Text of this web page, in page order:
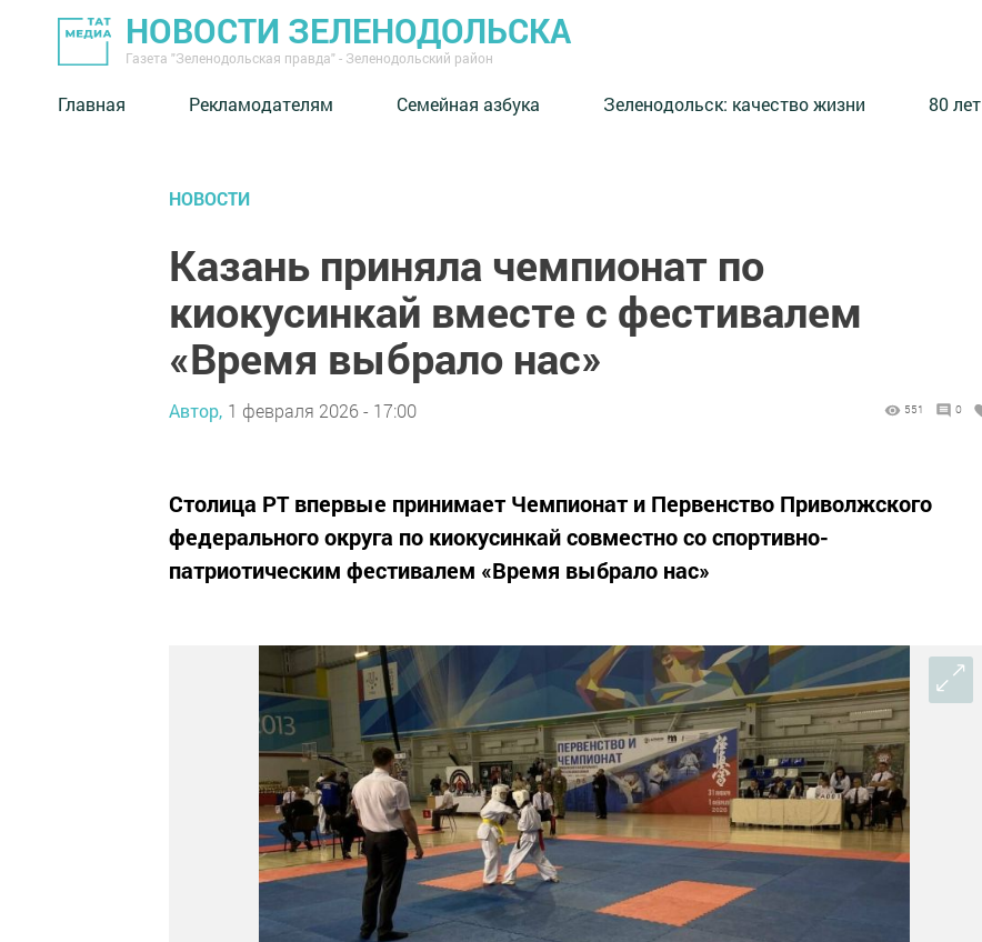
НОВОСТИ ЗЕЛЕНОДОЛЬСКА
Газета "Зеленодольская правда" - Зеленодольский район
Главная Рекламодателям Семейная азбука ⁠Зеленодольск: качество жизни 80
НОВОСТИ
Казань приняла чемпионат по
киокусинкай вместе с фестивалем
«Время выбрало нас»
Автор, 1 февраля 2026 - 17:00 551 0
Столица РТ впервые принимает Чемпионат и Первенство Приволжского
федерального округа по киокусинкай совместно со спортивно-
патриотическим фестивалем «Время выбрало нас»